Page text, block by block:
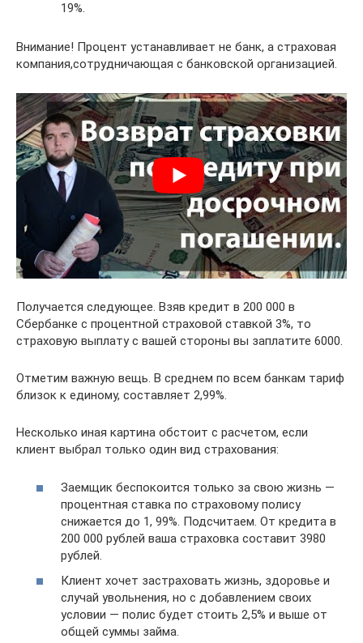
19%.
Внимание! Процент устанавливает не банк, а страховая
компания,сотрудничающая с банковской организацией.
Получается следующее. Взяв кредит в 200 000 в
Сбербанке с процентной страховой ставкой 3%, то
страховую выплату с вашей стороны вы заплатите 6000.
Отметим важную вещь. В среднем по всем банкам тариф
близок к единому, составляет 2,99%.
Несколько иная картина обстоит с расчетом, если
клиент выбрал только один вид страхования:
Заемщик беспокоится только за свою жизнь —
процентная ставка по страховому полису
снижается до 1, 99%. Подсчитаем. От кредита в
200 000 рублей ваша страховка составит 3980
рублей.
Клиент хочет застраховать жизнь, здоровье и
случай увольнения, но с добавлением своих
условии — полис будет стоить 2,5% и выше от
общей суммы займа.